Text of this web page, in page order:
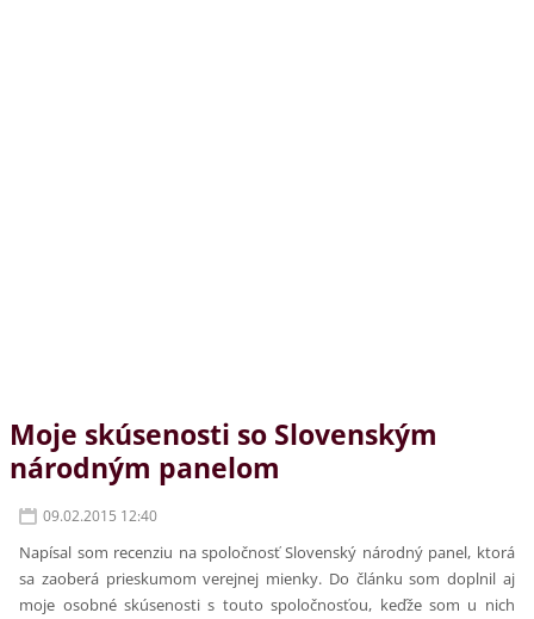
Moje skúsenosti so Slovenským
národným panelom
09.02.2015 12:40
Napísal som recenziu na spoločnosť Slovenský národný panel, ktorá
sa zaoberá prieskumom verejnej mienky. Do článku som doplnil aj
moje osobné skúsenosti s touto spoločnosťou, keďže som u nich